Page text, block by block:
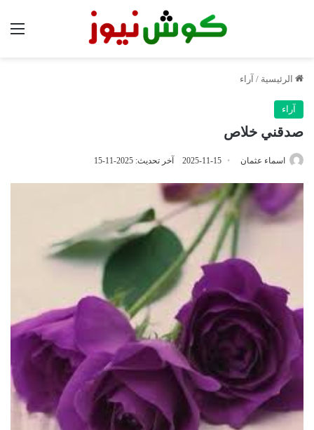
الرئيسية / آراء
آراء
صدقني خلاص
اسماء عثمان 2025-11-15 آخر تحديث: 2025-11-15